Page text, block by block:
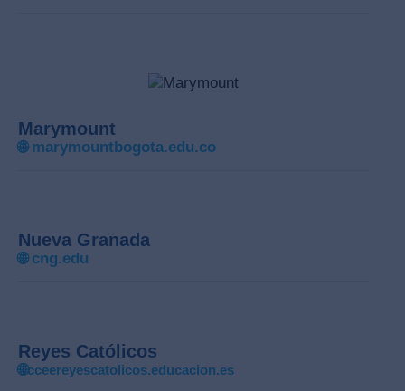
Marymount
🌐marymountbogota.edu.co
Nueva Granada
🌐cng.edu
Reyes Católicos
🌐cceereyescatolicos.educacion.es